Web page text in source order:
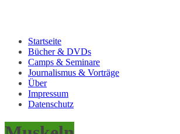
Startseite
Bücher & DVDs
Camps & Seminare
Journalismus & Vorträge
Über
Impressum
Datenschutz